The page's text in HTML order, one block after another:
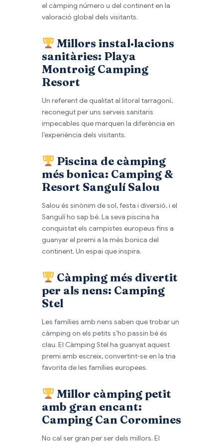
el càmping número u del continent en la
valoració global dels visitants.
Millors instal·lacions
sanitàries: Playa
Montroig Camping
Resort
Un referent de qualitat al litoral tarragoní,
reconegut per uns serveis sanitaris
impecables que marquen la diferència en
l’experiència dels visitants.
Piscina de càmping
més bonica: Camping &
Resort Sangulí Salou
Salou és sinònim de sol, festa i diversió, i el
Sangulí ho sap bé. La seva piscina ha
conquistat els campistes europeus fins a
guanyar el premi a la més bonica del
continent. Un espai que inspira.
Càmping més divertit
per als nens: Camping
Stel
Les famílies amb nens saben que trobar un
càmping on els petits s’ho passin bé és
clau. El Càmping Stel ha guanyat aquest
premi amb escreix, convertint-se en la tria
favorita de les famílies europees.
Millor càmping petit
amb gran encant:
Camping Can Coromines
No cal ser gran per ser dels millors. El